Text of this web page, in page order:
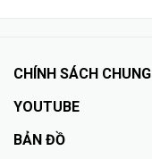
CHÍNH SÁCH CHUNG
YOUTUBE
BẢN ĐỒ